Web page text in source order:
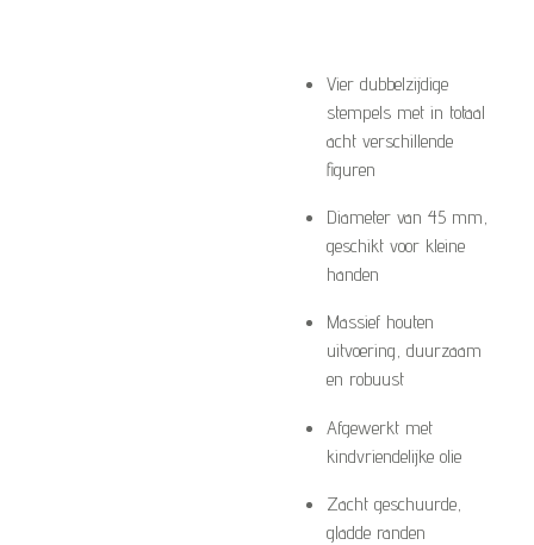
Vier dubbelzijdige
stempels met in totaal
acht verschillende
figuren
Diameter van 45 mm,
geschikt voor kleine
handen
Massief houten
uitvoering, duurzaam
en robuust
Afgewerkt met
kindvriendelijke olie
Zacht geschuurde,
gladde randen